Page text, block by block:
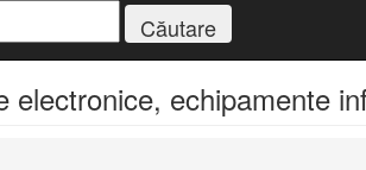
echipamente